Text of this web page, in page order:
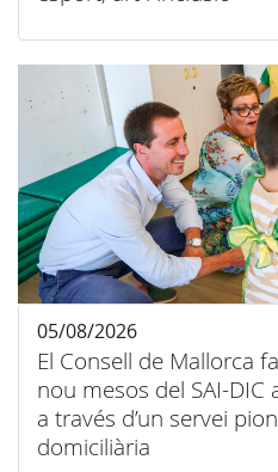
El Consell de Mallorca
nou mesos del SAI-
a través d’un servei
domiciliària
05/08/2026